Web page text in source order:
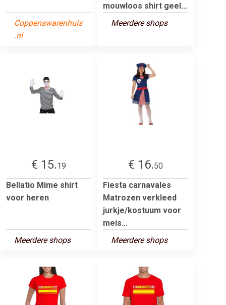
Coppenswarenhuis
.nl
mouwloos shirt geel...
Meerdere shops
€ 15.19
Bellatio Mime shirt
voor heren
Meerdere shops
€ 16.50
Fiesta carnavales
Matrozen verkleed
jurkje/kostuum voor
meis...
Meerdere shops